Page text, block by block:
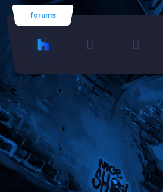
forums